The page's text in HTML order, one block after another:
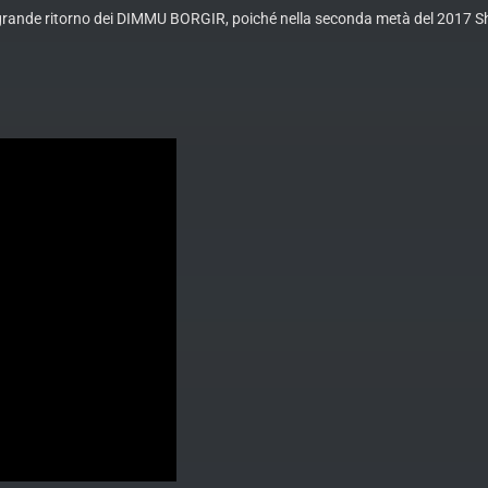
ritorno dei DIMMU BORGIR, poiché nella seconda metà del